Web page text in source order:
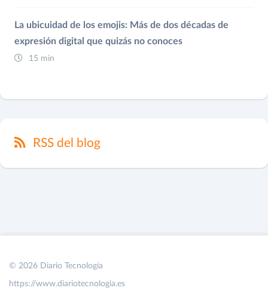
La ubicuidad de los emojis: Más de dos décadas de
expresión digital que quizás no conoces
15 min
RSS del blog
© 2026 Diario Tecnología
https://www.diariotecnologia.es